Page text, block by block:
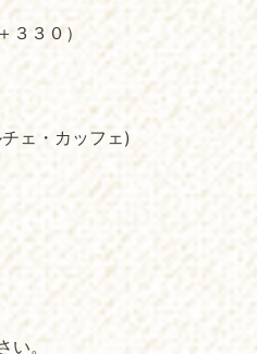
３０）
ェ・カッフェ)
い。